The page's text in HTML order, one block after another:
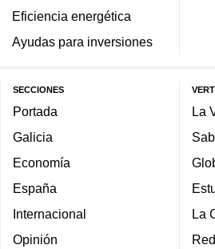
Eficiencia energética
Ayudas para inversiones
SECCIONES
Portada
Galicia
Economía
España
Internacional
Opinión
La
La
Red